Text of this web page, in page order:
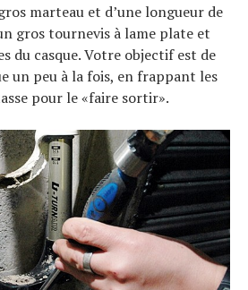
marteau et d’une longueur de
gros tournevis à lame plate et
du casque. Votre objectif est de
un peu à la fois, en frappant les
pour le «faire sortir».